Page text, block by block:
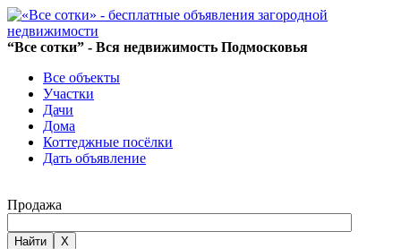
“Все сотки” - Вся недвижимость Подмосковья
Все объекты
Участки
Дачи
Дома
Коттеджные посёлки
Дать объявление
Продажа
Найти X